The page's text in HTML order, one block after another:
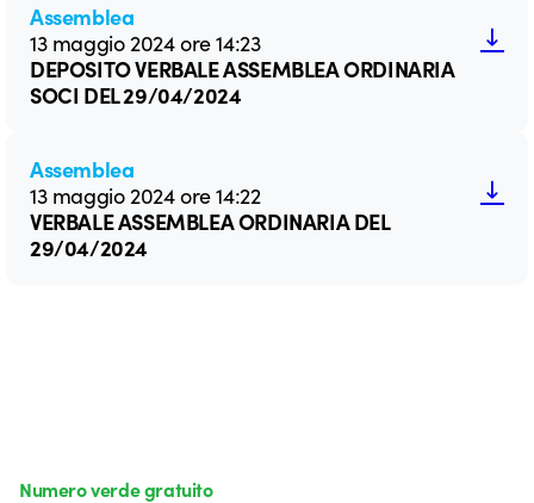
Assemblea
13 maggio 2024 ore 14:23
DEPOSITO VERBALE ASSEMBLEA ORDINARIA
SOCI DEL 29/04/2024
Assemblea
13 maggio 2024 ore 14:22
VERBALE ASSEMBLEA ORDINARIA DEL
29/04/2024
Numero verde gratuito